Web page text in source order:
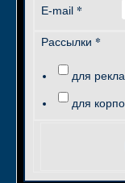
E-mail *
Рассылки *
для
для